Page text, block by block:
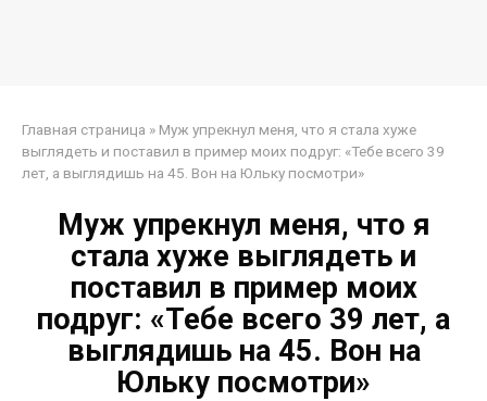
Главная страница » Муж упрекнул меня, что я стала хуже
выглядеть и поставил в пример моих подруг: «Тебе всего 39
лет, а выглядишь на 45. Вон на Юльку посмотри»
Муж упрекнул меня, что я
стала хуже выглядеть и
поставил в пример моих
подруг: «Тебе всего 39 лет, а
выглядишь на 45. Вон на
Юльку посмотри»